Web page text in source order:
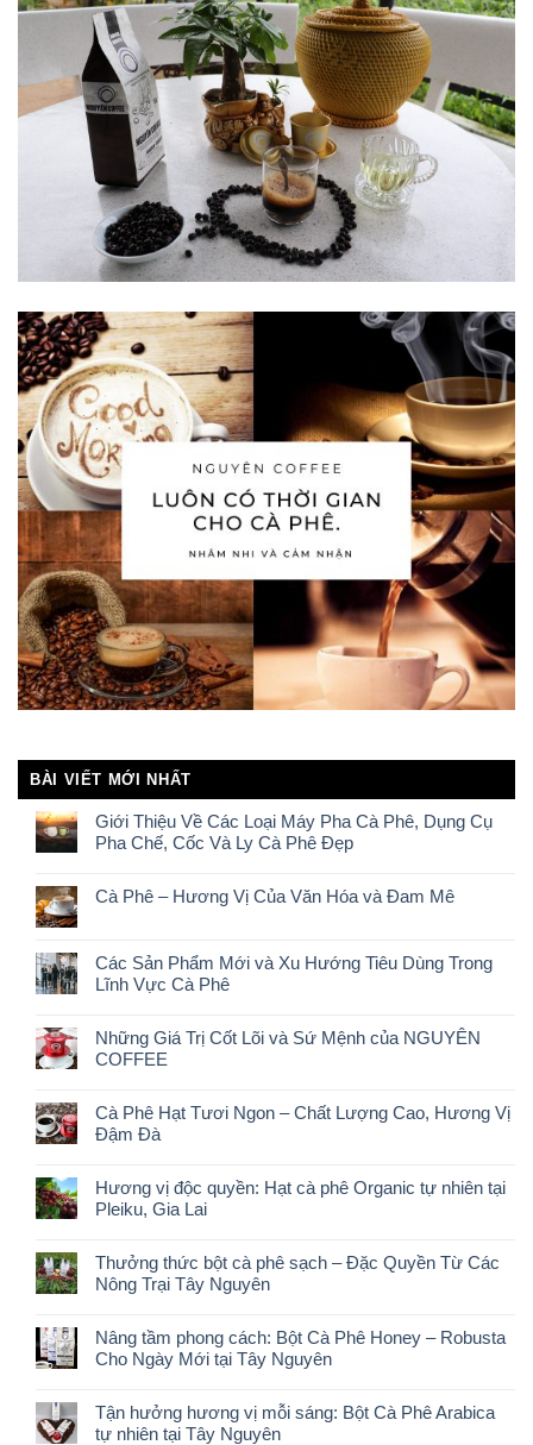
BÀI VIẾT MỚI NHẤT
Giới Thiệu Về Các Loại Máy Pha Cà Phê, Dụng Cụ
Pha Chế, Cốc Và Ly Cà Phê Đẹp
Cà Phê – Hương Vị Của Văn Hóa và Đam Mê
Các Sản Phẩm Mới và Xu Hướng Tiêu Dùng Trong
Lĩnh Vực Cà Phê
Những Giá Trị Cốt Lõi và Sứ Mệnh của NGUYÊN
COFFEE
Cà Phê Hạt Tươi Ngon – Chất Lượng Cao, Hương Vị
Đậm Đà
Hương vị độc quyền: Hạt cà phê Organic tự nhiên tại
Pleiku, Gia Lai
Thưởng thức bột cà phê sạch – Đặc Quyền Từ Các
Nông Trại Tây Nguyên
Nâng tầm phong cách: Bột Cà Phê Honey – Robusta
Cho Ngày Mới tại Tây Nguyên
Tận hưởng hương vị mỗi sáng: Bột Cà Phê Arabica
tự nhiên tại Tây Nguyên